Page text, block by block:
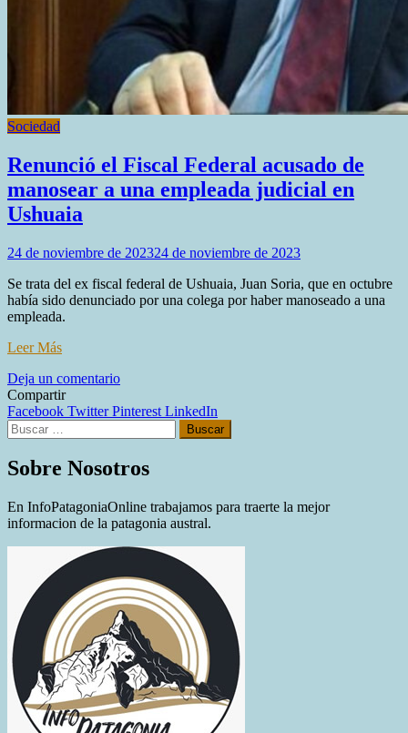
Sociedad
Renunció el Fiscal Federal acusado de
manosear a una empleada judicial en
Ushuaia
24 de noviembre de 202324 de noviembre de 2023
Se trata del ex fiscal federal de Ushuaia, Juan Soria, que en octubre
había sido denunciado por una colega por haber manoseado a una
empleada.
Leer Más
Deja un comentarioen
el
Federal
de
a
una
judicial
en
Ushuaia
Compartir
Facebook TwitterPinterest LinkedIn
Buscar:
Sobre Nosotros
En InfoPatagoniaOnline trabajamos para traerte la mejor
informacion de la patagonia austral.